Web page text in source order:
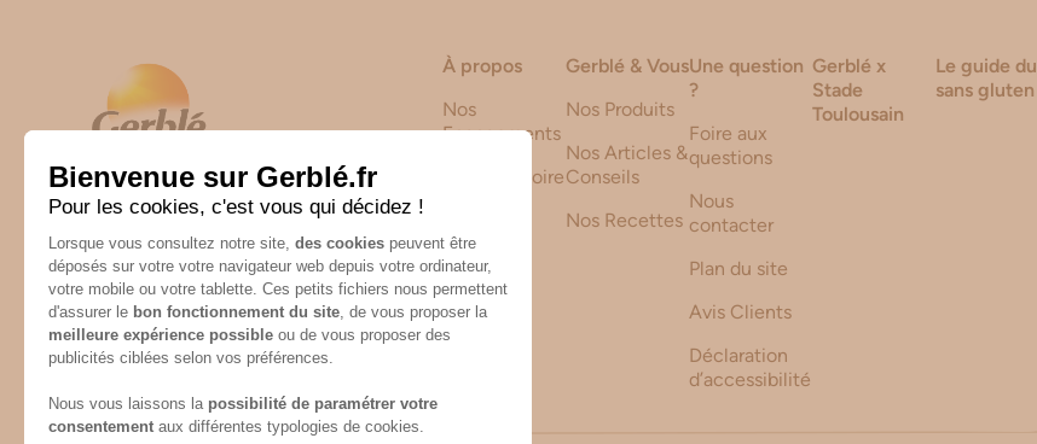
Nutrition & Santé
Route de Castelnaudary
CONTACTEZ-NOUS
À propos
Nos
Engagements
Notre Histoire
Gerblé & Vous
Nos Produits
Nos Articles &
Conseils
Nos Recettes
Une question
?
Foire aux
questions
Nous
contacter
Plan du site
Avis Clients
Déclaration
d’accessibilité
Gerblé x
Stade
Toulousain
Le guide du
sans gluten